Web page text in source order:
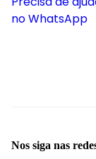
no WhatsApp
Nos siga nas